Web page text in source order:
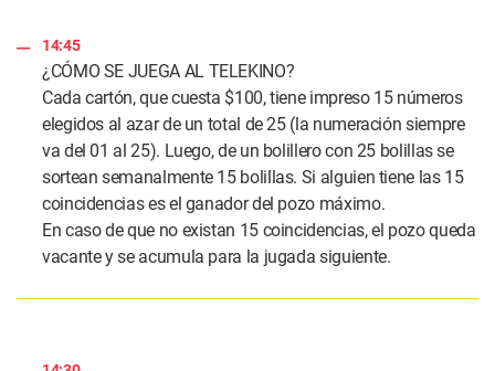
14:45
¿CÓMO SE JUEGA AL TELEKINO?
Cada cartón, que cuesta $100, tiene impreso 15 números
elegidos al azar de un total de 25 (la numeración siempre
va del 01 al 25). Luego, de un bolillero con 25 bolillas se
sortean semanalmente 15 bolillas. Si alguien tiene las 15
coincidencias es el ganador del pozo máximo.
En caso de que no existan 15 coincidencias, el pozo queda
vacante y se acumula para la jugada siguiente.